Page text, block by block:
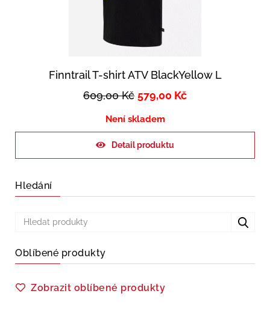
Finntrail T-shirt ATV BlackYellow L
609,00Kč 579,00 Kč
Není skladem
Detail produktu
Hledání
Oblíbené produkty
Zobrazit oblíbené produkty